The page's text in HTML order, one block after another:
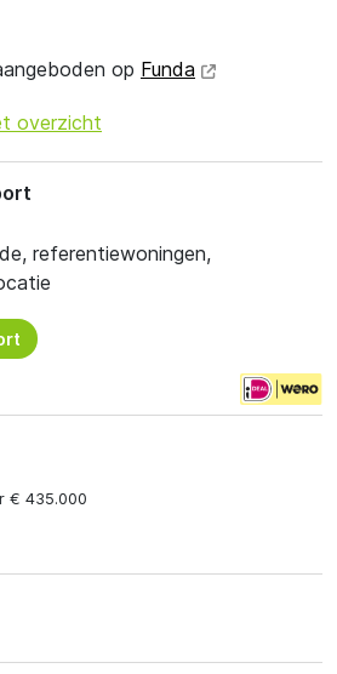
op Funda
overzicht
referentiewoningen,
€ 435.000